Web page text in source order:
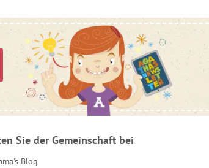
Sie der Gemeinschaft bei
Blog